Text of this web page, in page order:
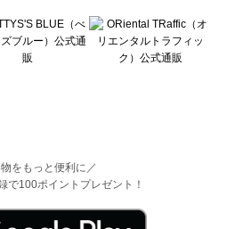
をもっと便利に／
で100ポイントプレゼント！